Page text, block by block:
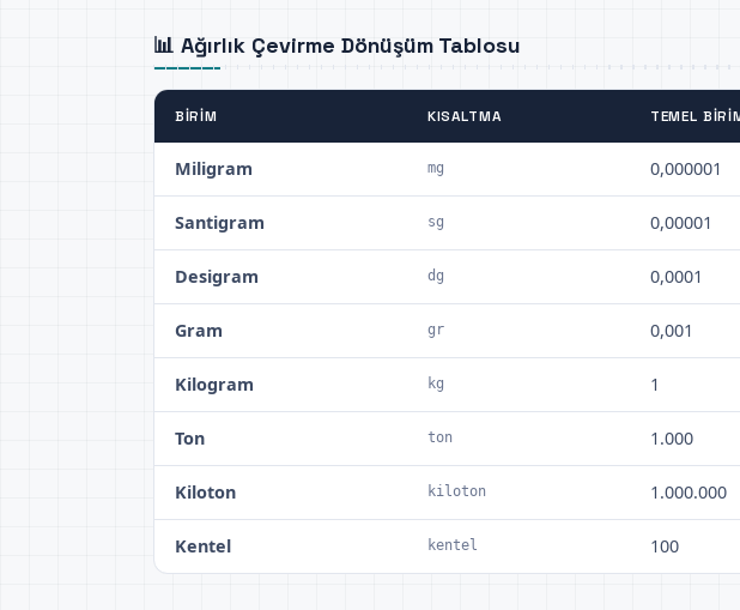
📊 Ağırlık Çevirme Dönüşüm Tablosu
BIRIM KISALTMA TEMEL
Miligram mg 0,000001
Santigram sg 0,00001
Desigram dg 0,0001
Gram gr 0,001
Kilogram kg 1
Ton ton 1.000
Kiloton kiloton 1.000.000
Kentel kentel 100